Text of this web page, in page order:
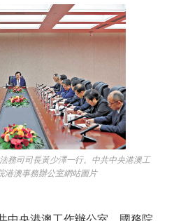
務司司長黃少澤一行。中共中央港澳工
港澳事務辦公室網站圖片